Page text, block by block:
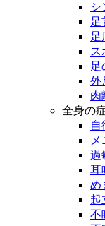
シ
足
足
ス
足
外
肉
全身の
自
過
耳
め
起
不